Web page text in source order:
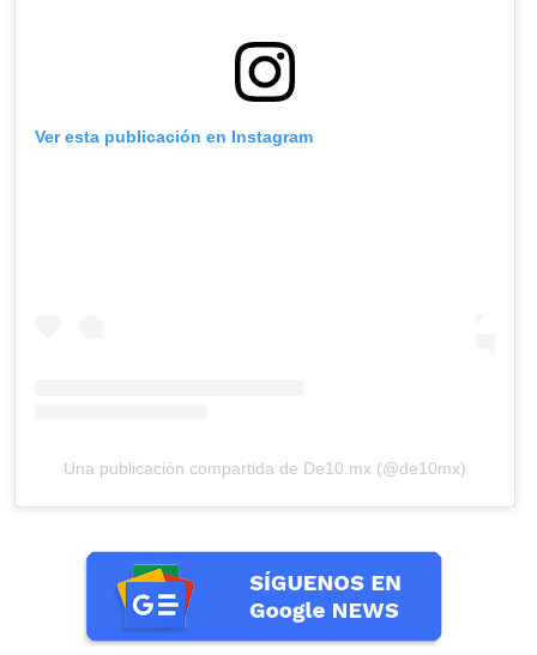
Ver esta publicación en Instagram
Una publicación compartida de De10.mx (@de10mx)